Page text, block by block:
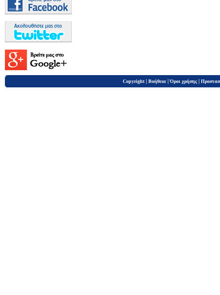
Copyright | Βοήθεια |Όροι χρήσης |